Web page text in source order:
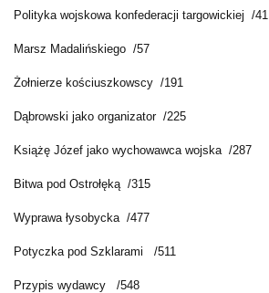
Polityka wojskowa konfederacji targowickiej /41
Marsz Madalińskiego /57
Żołnierze kościuszkowscy /191
Dąbrowski jako organizator /225
Książę Józef jako wychowawca wojska /287
Bitwa pod Ostrołęką /315
Wyprawa łysobycka /477
Potyczka pod Szklarami /511
Przypis wydawcy /548